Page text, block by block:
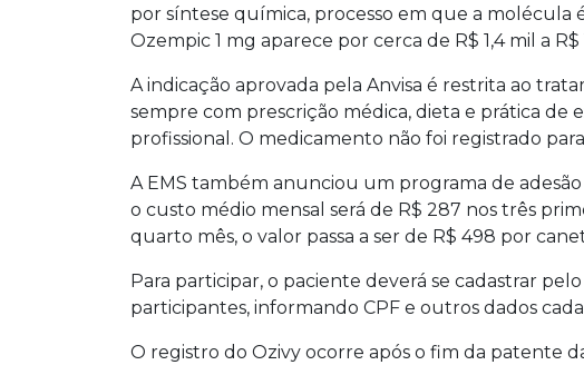
por síntese química, processo em que a molécula
Ozempic 1 mg aparece por cerca de R$ 1,4 mil a R$
A indicação aprovada pela Anvisa é restrita ao
sempre com prescrição médica, dieta e prática de
profissional. O medicamento não foi registrado
A EMS também anunciou um programa de adesão
o custo médio mensal será de R$ 287 nos três
quarto mês, o valor passa a ser de R$ 498 por
Para participar, o paciente deverá se cadastrar
participantes, informando CPF e outros dados
O registro do Ozivy ocorre após o fim da patente